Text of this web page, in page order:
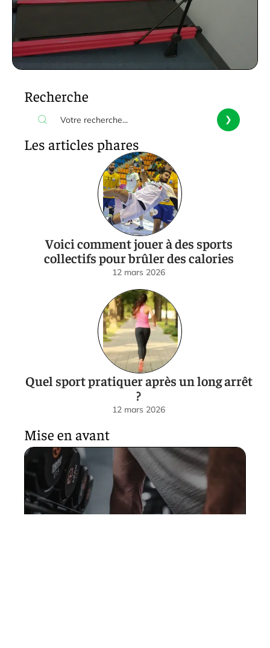
Recherche
Les articles phares
Voici comment jouer à des sports
collectifs pour brûler des calories
12 mars 2026
Quel sport pratiquer après un long arrêt
?
12 mars 2026
Mise en avant